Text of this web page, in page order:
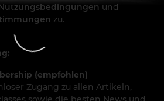
und
zu.
(empfohlen)
Zugang zu allen Artikeln,
sowie die besten News und